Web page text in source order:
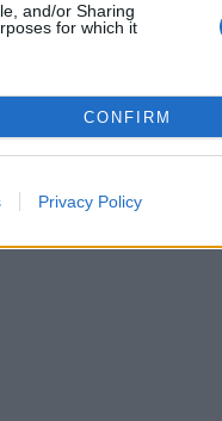
and/or Sharing
for which it
CONFIRM
Privacy Policy